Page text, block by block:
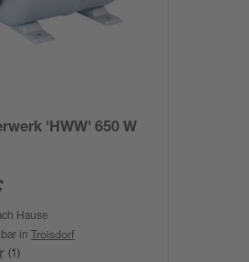
'HWW' 650 W
Hause
in Troisdorf
(1)